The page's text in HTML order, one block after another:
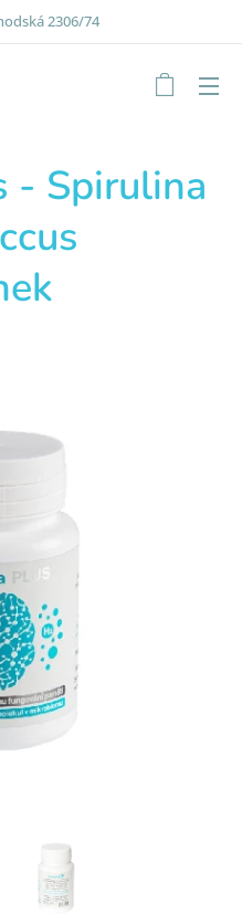
2306/74
- Spirulina